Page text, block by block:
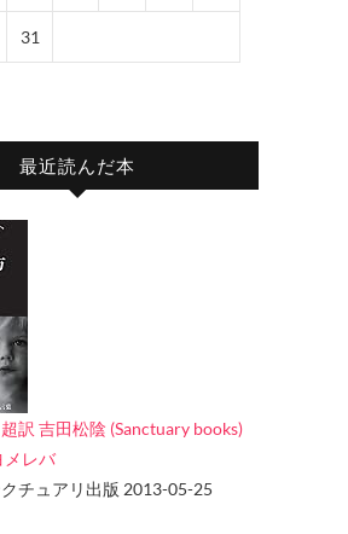
31
最近読んだ本
訳 吉田松陰 (Sanctuary books)
メレバ
チュアリ出版 2013-05-25